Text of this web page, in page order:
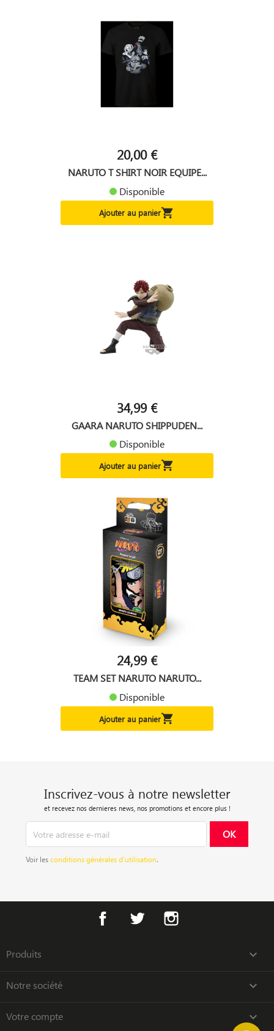
20,00 €
NARUTO T SHIRT NOIR EQUIPE...
Disponible
Ajouter au panier
34,99 €
GAARA NARUTO SHIPPUDEN...
Disponible
Ajouter au panier
24,99 €
TEAM SET NARUTO NARUTO...
Disponible
Ajouter au panier
Inscrivez-vous à notre newsletter
et recevez nos dernieres news, nos promotions et encore plus !
Voir lesconditions générales d’utilisation.
Facebook Twitter
Produits 
Notre société 
Votre compte 